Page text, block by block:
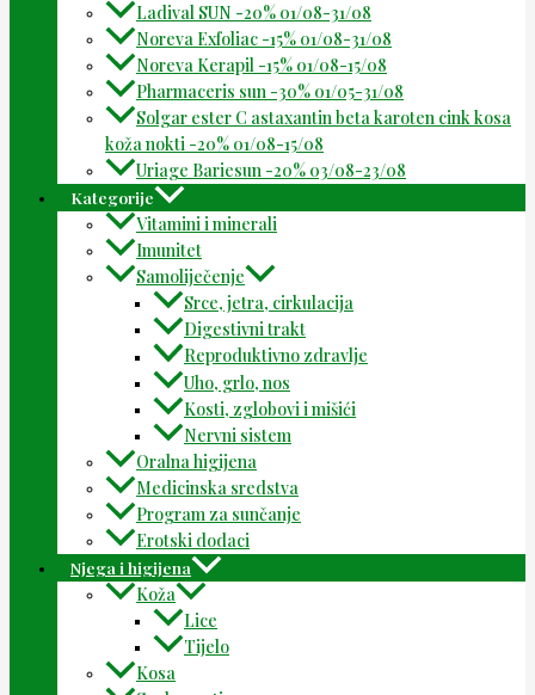
Ladival SUN -20% 01/08-31/08
Noreva Exfoliac -15% 01/08-31/08
Noreva Kerapil -15% 01/08-15/08
Pharmaceris sun -30% 01/05-31/08
Solgar ester C astaxantin beta karoten cink kosa
koža nokti -20% 01/08-15/08
Uriage Bariesun -20% 03/08-23/08
Kategorije
Vitamini i minerali
Imunitet
Samoliječenje
Srce, jetra, cirkulacija
Digestivni trakt
Reproduktivno zdravlje
Uho, grlo, nos
Kosti, zglobovi i mišići
Nervni sistem
Oralna higijena
Medicinska sredstva
Program za sunčanje
Erotski dodaci
Njega i higijena
Koža
Lice
Tijelo
Kosa